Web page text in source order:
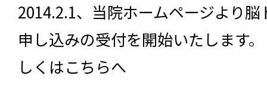
2014.2.1、当院ホームページより
申し込みの受付を開始いたします
しくはこちらへ